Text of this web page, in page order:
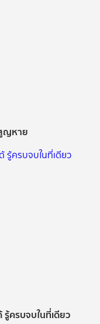
ญหาย
รู้ครบจบในที่เดียว